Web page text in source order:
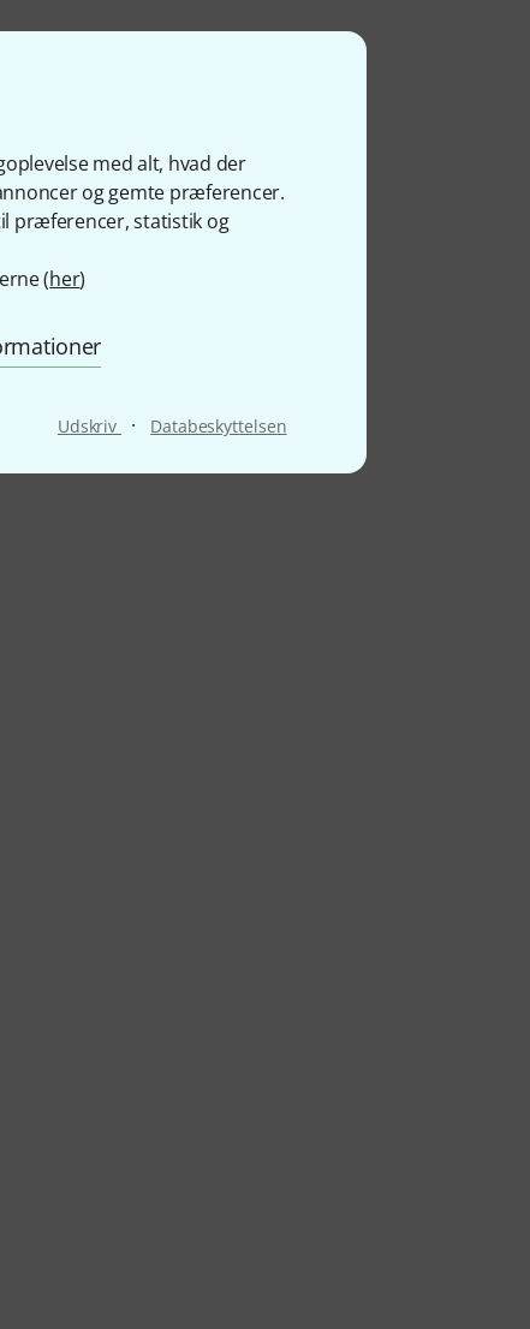
med alt, hvad der
og gemte præferencer.
præferencer, statistik og
(her)
Udskriv · Databeskyttelsen